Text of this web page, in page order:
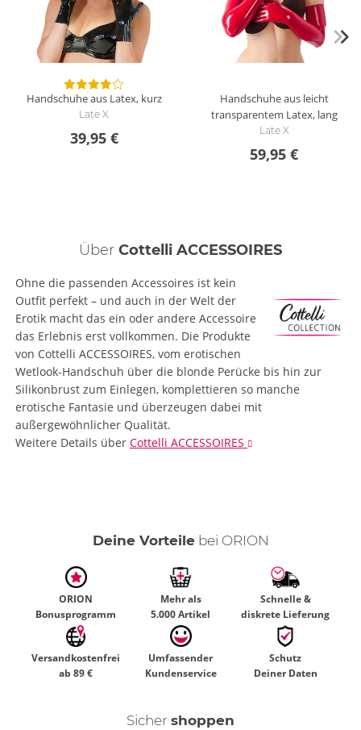
Handschuhe aus Latex, kurz
Late X
39,95 €
Handschuhe aus leicht
transparentem Latex, lang
Late X
59,95 €
Über Cottelli ACCESSOIRES
Ohne die passenden Accessoires ist kein
Outfit perfekt – und auch in der Welt der
Erotik macht das ein oder andere Accessoire
das Erlebnis erst vollkommen. Die Produkte
von Cottelli ACCESSOIRES, vom erotischen
Wetlook-Handschuh über die blonde Perücke bis hin zur
Silikonbrust zum Einlegen, komplettieren so manche
erotische Fantasie und überzeugen dabei mit
außergewöhnlicher Qualität.
Weitere Details über Cottelli ACCESSOIRES
Deine Vorteilebei ORION
ORION
Bonusprogramm
Mehr als
5.000 Artikel
Schnelle &
diskrete Lieferung
Versandkostenfrei
ab 89 €
Umfassender
Kundenservice
Schutz
Deiner Daten
Sicher shoppen